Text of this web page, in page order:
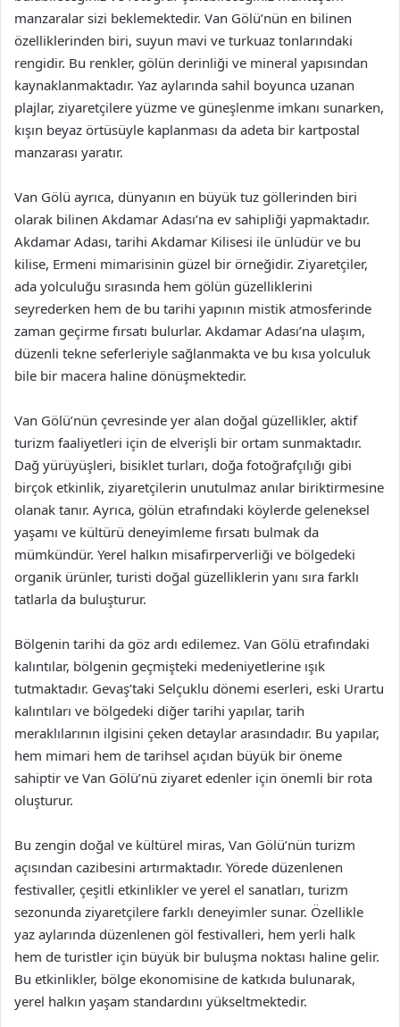
manzaralar sizi beklemektedir. Van Gölü’nün en bilinen
özelliklerinden biri, suyun mavi ve turkuaz tonlarındaki
rengidir. Bu renkler, gölün derinliği ve mineral yapısından
kaynaklanmaktadır. Yaz aylarında sahil boyunca uzanan
plajlar, ziyaretçilere yüzme ve güneşlenme imkanı sunarken,
kışın beyaz örtüsüyle kaplanması da adeta bir kartpostal
manzarası yaratır.
Van Gölü ayrıca, dünyanın en büyük tuz göllerinden biri
olarak bilinen Akdamar Adası’na ev sahipliği yapmaktadır.
Akdamar Adası, tarihi Akdamar Kilisesi ile ünlüdür ve bu
kilise, Ermeni mimarisinin güzel bir örneğidir. Ziyaretçiler,
ada yolculuğu sırasında hem gölün güzelliklerini
seyrederken hem de bu tarihi yapının mistik atmosferinde
zaman geçirme fırsatı bulurlar. Akdamar Adası’na ulaşım,
düzenli tekne seferleriyle sağlanmakta ve bu kısa yolculuk
bile bir macera haline dönüşmektedir.
Van Gölü’nün çevresinde yer alan doğal güzellikler, aktif
turizm faaliyetleri için de elverişli bir ortam sunmaktadır.
Dağ yürüyüşleri, bisiklet turları, doğa fotoğrafçılığı gibi
birçok etkinlik, ziyaretçilerin unutulmaz anılar biriktirmesine
olanak tanır. Ayrıca, gölün etrafındaki köylerde geleneksel
yaşamı ve kültürü deneyimleme fırsatı bulmak da
mümkündür. Yerel halkın misafirperverliği ve bölgedeki
organik ürünler, turisti doğal güzelliklerin yanı sıra farklı
tatlarla da buluşturur.
Bölgenin tarihi da göz ardı edilemez. Van Gölü etrafındaki
kalıntılar, bölgenin geçmişteki medeniyetlerine ışık
tutmaktadır. Gevaş’taki Selçuklu dönemi eserleri, eski Urartu
kalıntıları ve bölgedeki diğer tarihi yapılar, tarih
meraklılarının ilgisini çeken detaylar arasındadır. Bu yapılar,
hem mimari hem de tarihsel açıdan büyük bir öneme
sahiptir ve Van Gölü’nü ziyaret edenler için önemli bir rota
oluşturur.
Bu zengin doğal ve kültürel miras, Van Gölü’nün turizm
açısından cazibesini artırmaktadır. Yörede düzenlenen
festivaller, çeşitli etkinlikler ve yerel el sanatları, turizm
sezonunda ziyaretçilere farklı deneyimler sunar. Özellikle
yaz aylarında düzenlenen göl festivalleri, hem yerli halk
hem de turistler için büyük bir buluşma noktası haline gelir.
Bu etkinlikler, bölge ekonomisine de katkıda bulunarak,
yerel halkın yaşam standardını yükseltmektedir.